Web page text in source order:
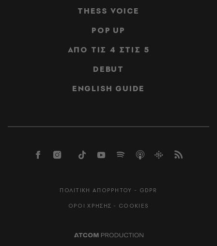
THESS VOICE
POP UP
ΑΠΟ ΤΙΣ 4 ΣΤΙΣ 5
DEBUT
ENGLISH GUIDE
ΠΟΛΙΤΙΚΗ ΑΠΟΡΡΗΤΟΥ - GDPR
ΟΡΟΙ ΧΡΗΣΗΣ - COOKIES